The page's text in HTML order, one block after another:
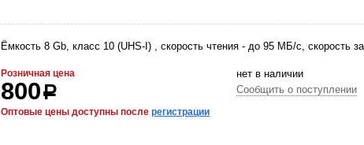
Ёмкость 8 Gb, класс 10 (UHS-I) , скорость чтения - до 95 МБ/с, скорость
Розничная цена
800р
Оптовые цены доступны после регистрации
нет в наличии
Сообщить о поступлении